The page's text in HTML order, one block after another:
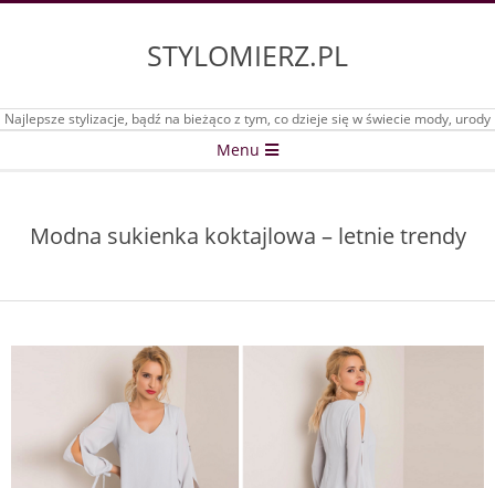
STYLOMIERZ.PL
Najlepsze stylizacje, bądź na bieżąco z tym, co dzieje się w świecie mody, urody
Menu
Modna sukienka koktajlowa – letnie trendy